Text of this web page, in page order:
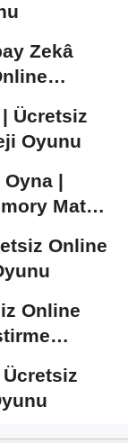
Zekâ
| Ücretsiz
Oyunu
Oyna |
Match
Online
Online